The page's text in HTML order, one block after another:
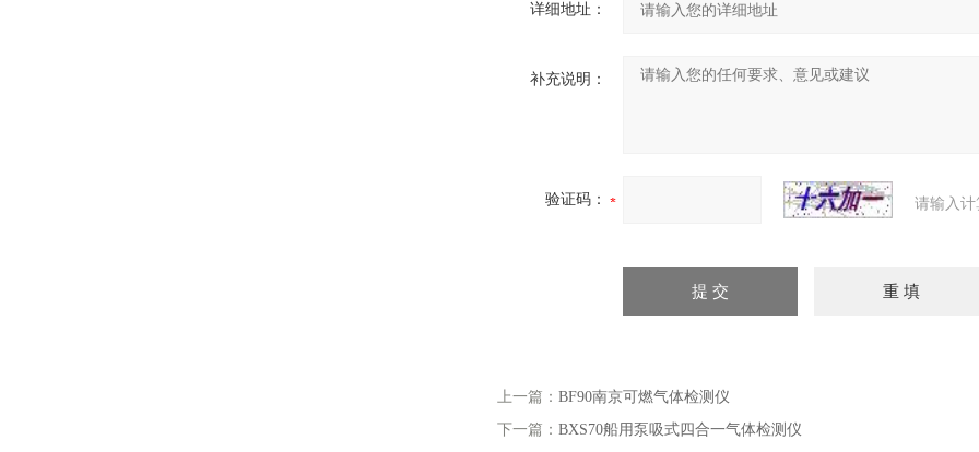
详细地址：
补充说明：
验证码： 请输入
上一篇： BF90南京可燃气体检测仪
下一篇： BXS70船用泵吸式四合一气体检测仪